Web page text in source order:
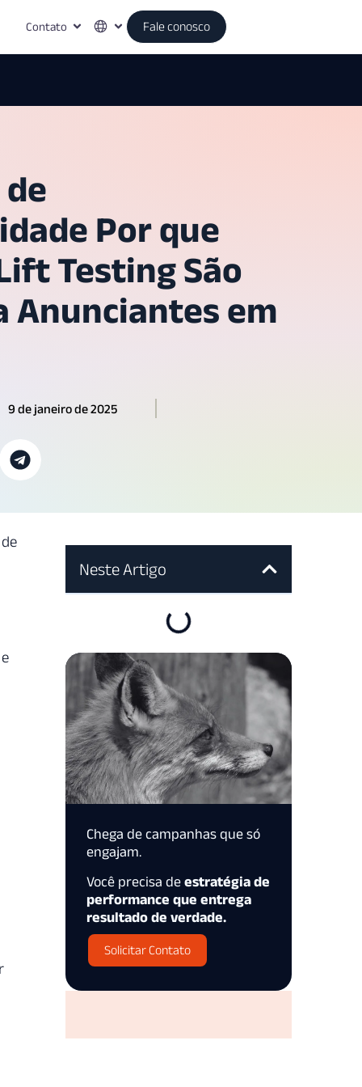
Contato Fale conosco
Por que
Testing São
Anunciantes em
9 de janeiro de 2025
Neste Artigo
Chega de campanhas que só
engajam.
Você precisa de estratégia de
performance que entrega
resultado de verdade.
Solicitar Contato